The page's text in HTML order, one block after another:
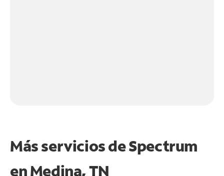
Más servicios de Spectrum
enMedina, TN